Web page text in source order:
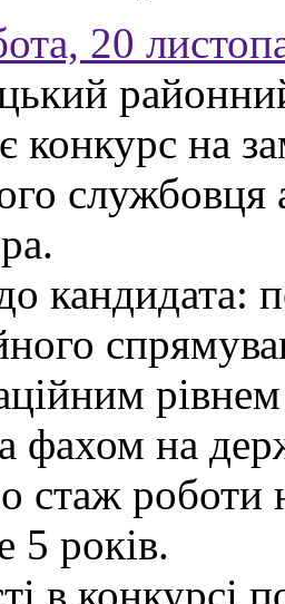
20
районний
конкурс на
службовця
кандидата:
фахом на
стаж роботи
5 років.
в конкурсі